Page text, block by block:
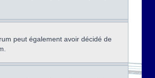
peut également avoir décidé de